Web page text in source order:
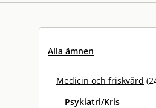
Alla ämnen
Medicin och friskvård
Psykiatri/Kris